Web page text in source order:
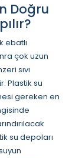
Doğru
ebatlı
çok uzun
sıvı
Plastik su
gereken en
su depoları